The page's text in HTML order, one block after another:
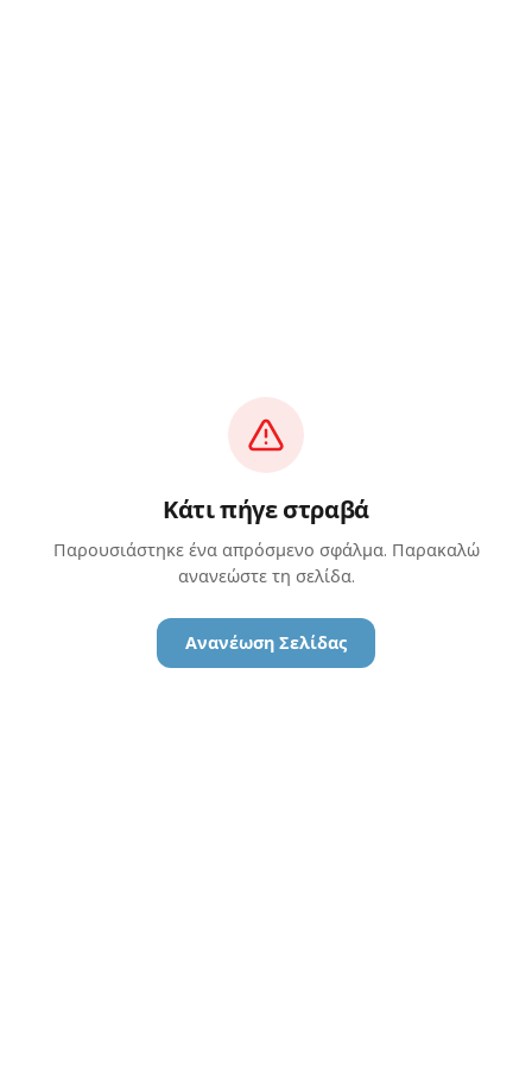
Κάτι πήγε στραβά
Παρουσιάστηκε ένα απρόσμενο σφάλμα. Παρακαλώ
ανανεώστε τη σελίδα.
Ανανέωση Σελίδας